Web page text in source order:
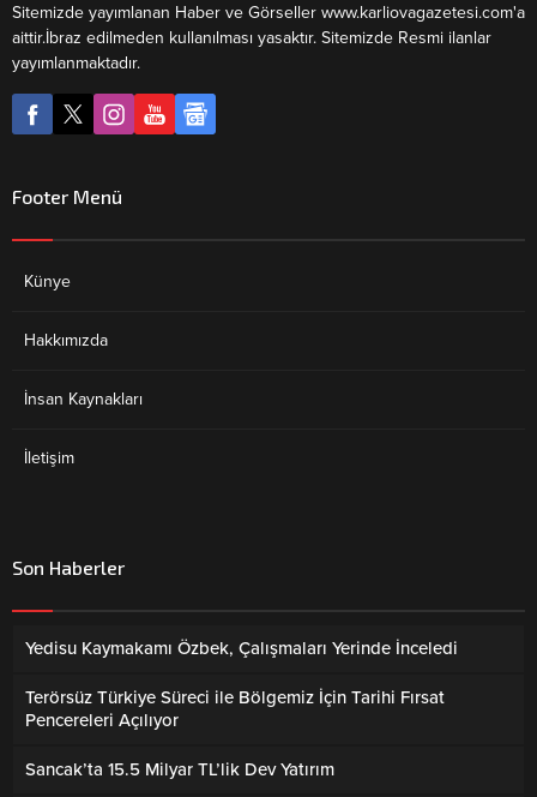
Sitemizde yayımlanan Haber ve Görseller www.karliovagazetesi.com'a
aittir.İbraz edilmeden kullanılması yasaktır. Sitemizde Resmi ilanlar
yayımlanmaktadır.
Footer Menü
Künye
Hakkımızda
İnsan Kaynakları
İletişim
Son Haberler
Yedisu Kaymakamı Özbek, Çalışmaları Yerinde İnceledi
Terörsüz Türkiye Süreci ile Bölgemiz İçin Tarihi Fırsat
Pencereleri Açılıyor
Sancak’ta 15.5 Milyar TL’lik Dev Yatırım